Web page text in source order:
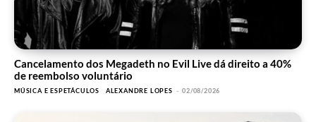
Cancelamento dos Megadeth no Evil Live dá direito a 40%
de reembolso voluntário
MÚSICA E ESPETÁCULOS ALEXANDRE LOPES - 02/08/2026